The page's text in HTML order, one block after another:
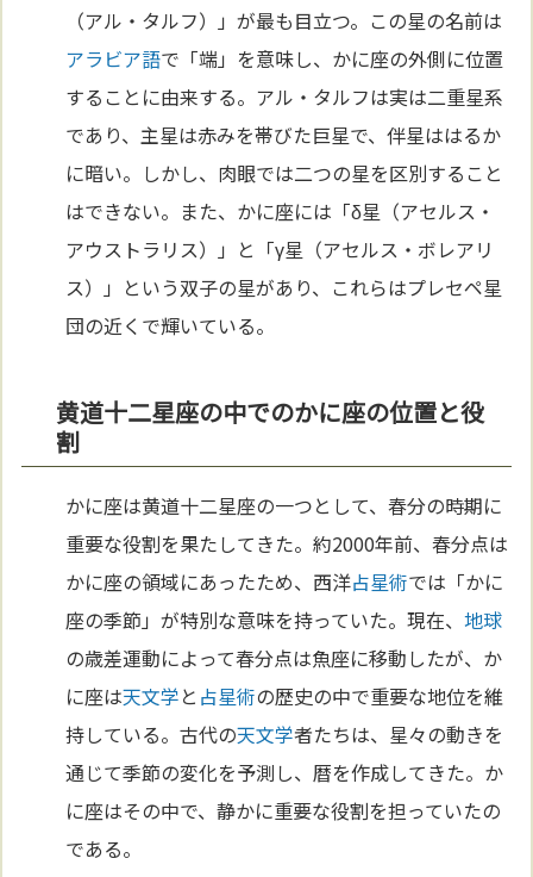
（アル・タルフ）」が最も目立つ。この星の名前は
アラビア語で「端」を意味し、かに座の外側に位置
することに由来する。アル・タルフは実は二重星系
であり、主星は赤みを帯びた巨星で、伴星ははるか
に暗い。しかし、肉眼では二つの星を区別すること
はできない。また、かに座には「δ星（アセルス・
アウストラリス）」と「γ星（アセルス・ボレアリ
ス）」という双子の星があり、これらはプレセペ星
団の近くで輝いている。
黄道十二星座の中でのかに座の位置と役
割
かに座は黄道十二星座の一つとして、春分の時期に
重要な役割を果たしてきた。約2000年前、春分点は
かに座の領域にあったため、西洋占星術では「かに
座の季節」が特別な意味を持っていた。現在、地球
の歳差運動によって春分点は魚座に移動したが、か
に座は天文学と 占星術の歴史の中で重要な地位を維
持している。古代の天文学者たちは、星々の動きを
通じて季節の変化を予測し、暦を作成してきた。か
に座はその中で、静かに重要な役割を担っていたの
である。